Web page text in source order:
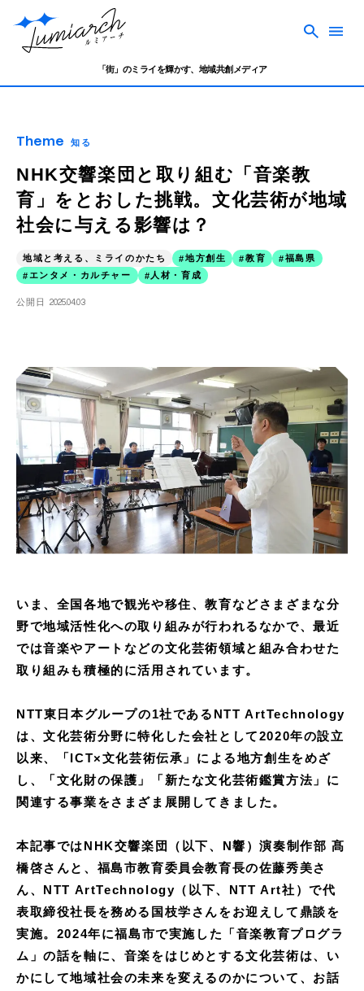
「街」のミライを輝かす、地域共創メディア
Theme 知る
NHK交響楽団と取り組む「音楽教
育」をとおした挑戦。文化芸術が地域
社会に与える影響は？
地域と考える、ミライのかたち 地方創生 教育
福島県
エンタメ・カルチャー
人材・育成
公開日 2025.04.03
いま、全国各地で観光や移住、教育などさまざまな分
野で地域活性化への取り組みが行われるなかで、最近
では音楽やアートなどの文化芸術領域と組み合わせた
取り組みも積極的に活用されています。
NTT東日本グループの1社であるNTT ArtTechnology
は、文化芸術分野に特化した会社として2020年の設立
以来、「ICT×文化芸術伝承」による地方創生をめざ
し、「文化財の保護」「新たな文化芸術鑑賞方法」に
関連する事業をさまざま展開してきました。
本記事ではNHK交響楽団（以下、N響）演奏制作部 髙
橋啓さんと、福島市教育委員会教育長の佐藤秀美さ
ん、NTT ArtTechnology（以下、NTT Art社）で代
表取締役社長を務める国枝学さんをお迎えして鼎談を
実施。2024年に福島市で実施した「音楽教育プログラ
ム」の話を軸に、音楽をはじめとする文化芸術は、い
かにして地域社会の未来を変えるのかについて、お話